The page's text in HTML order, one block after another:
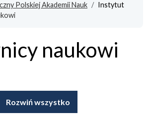
Polskiej Akademii Nauk
Instytut
naukowi
Rozwiń wszystko